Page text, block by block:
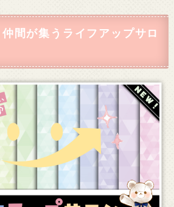
仲間が集うライフアップサロ